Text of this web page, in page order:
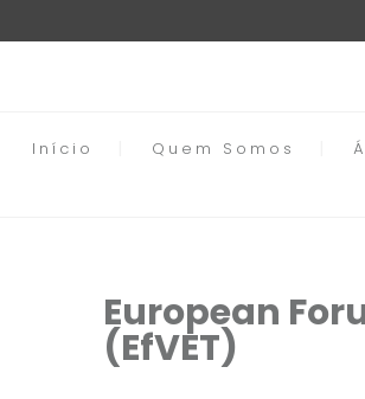
Início Quem Somos
European
(EfVET)